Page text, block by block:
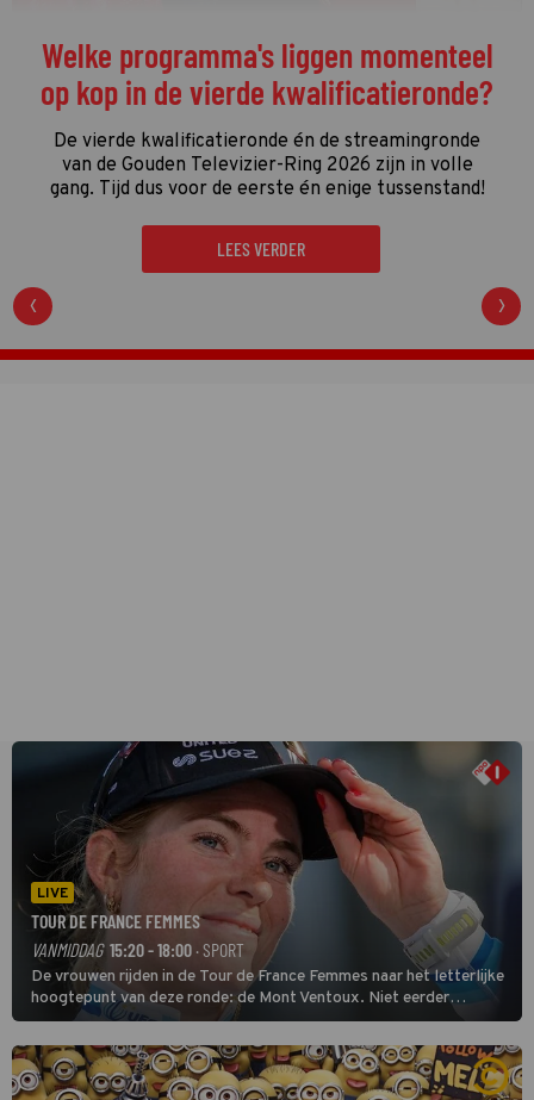
De streamingtip van de week: The
Idaho Murders: College Nightmare op
Netflix
De driedelige documentaireThe Idaho Murders:
College Nightmaregaat over een van de gruwelijkste
moordzaken van de laatste jaren en is een
regelrechte hit op Netflix.
LIVE
TOUR DE FRANCE FEMMES
VANMIDDAG 15:20 - 18:00 · SPORT
De vrouwen rijden in de Tour de France Femmes naar het letterlijke
hoogtepunt van deze ronde: de Mont Ventoux. Niet eerder
finishten de vrouwen voor deze koers op deze kale col uit de
buitencategorie. De aanloop naar de slotklim is vlak.